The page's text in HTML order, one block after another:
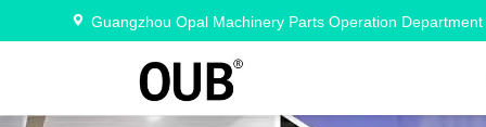
Guangzhou Opal Machinery Parts Operation Department